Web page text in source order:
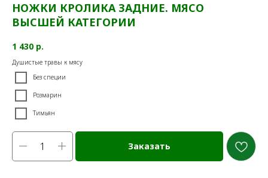
НОЖКИ КРОЛИКА ЗАДНИЕ. МЯСО
ВЫСШЕЙ КАТЕГОРИИ
1 430 р.
Душистые травы к мясу
Без специи
Розмарин
Тимьян
Заказать